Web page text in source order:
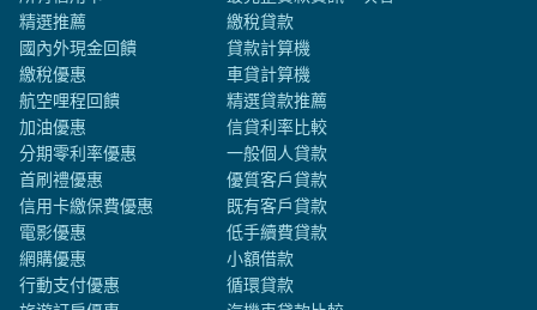
精選推薦
國內外現金回饋
繳稅優惠
航空哩程回饋
加油優惠
分期零利率優惠
首刷禮優惠
信用卡繳保費優惠
電影優惠
網購優惠
行動支付優惠
繳稅貸款
貸款計算機
車貸計算機
精選貸款推薦
信貸利率比較
一般個人貸款
優質客戶貸款
既有客戶貸款
低手續費貸款
小額借款
循環貸款